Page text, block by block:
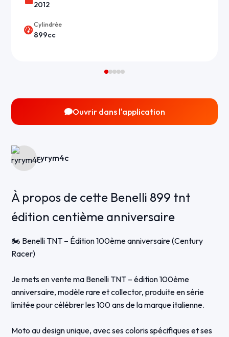
2012
Cylindrée
899cc
Ouvrir dans l'application
ryrym4c
À propos de cette Benelli 899 tnt
édition centième anniversaire
🏍️ Benelli TNT – Édition 100ème anniversaire (Century
Racer)
Je mets en vente ma Benelli TNT – édition 100ème
anniversaire, modèle rare et collector, produite en série
limitée pour célébrer les 100 ans de la marque italienne.
Moto au design unique, avec ses coloris spécifiques et ses